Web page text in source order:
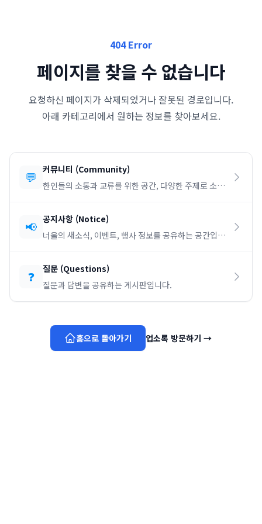
404 Error
페이지를 찾을 수 없습니다
요청하신 페이지가 삭제되었거나 잘못된 경로입니다.
아래 카테고리에서 원하는 정보를 찾아보세요.
💬 커뮤니티 (Community)
한인들의 소통과 교류를 위한 공간, 다양한 주제로 소통
📢 공지사항 (Notice)
너울의 새소식, 이벤트, 행사 정보를 공유하는 공간입니
❓ 질문 (Questions)
질문과 답변을 공유하는 게시판입니다.
홈으로 돌아가기 업소록 방문하기 →